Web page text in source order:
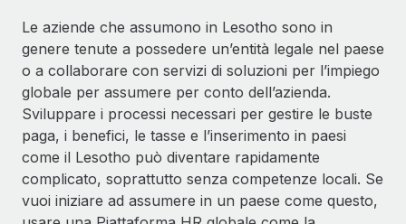
Le aziende che assumono in Lesotho sono in
genere tenute a possedere un’entità legale nel paese
o a collaborare con servizi di soluzioni per l’impiego
globale per assumere per conto dell’azienda.
Sviluppare i processi necessari per gestire le buste
paga, i benefici, le tasse e l’inserimento in paesi
come il Lesotho può diventare rapidamente
complicato, soprattutto senza competenze locali. Se
vuoi iniziare ad assumere in un paese come questo,